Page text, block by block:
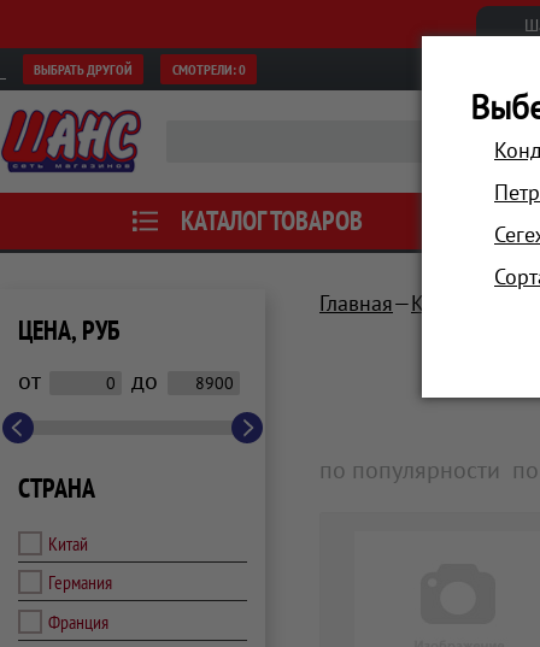
ВЫБРАТЬ ДРУГОЙ СМОТРЕЛИ:0
КАТАЛОГ ТОВАРОВ АКЦИИ
ЦЕНА, РУБ
от до
СТРАНА
Китай
Германия
Франция
Главная Красота и
по популярности